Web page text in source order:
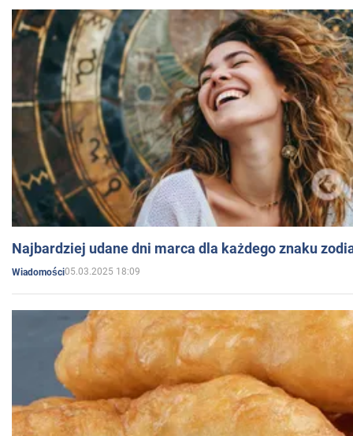
Najbardziej udane dni marca dla każdego znaku
Wiadomości05.03.2025 18:09